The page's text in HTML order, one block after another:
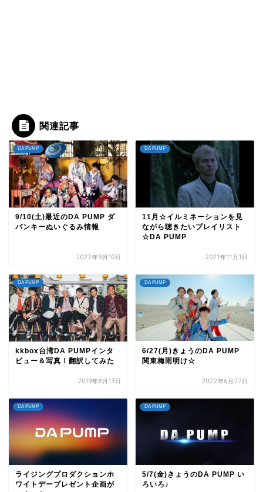
関連記事
DA PUMP
9/10(土)最近のDA PUMP ダ
パンキーぬいぐるみ情報
2022年9月10日
DA PUMP
11月☆イルミネーションを見
ながら聴きたいプレイリスト
☆DA PUMP
2021年11月1日
DA PUMP
kkbox台湾DA PUMPインタ
ビュー＆写真！翻訳してみた
2019年8月13日
DA PUMP
6/27(月)きょうのDA PUMP
関東梅雨明け☆
2022年6月27日
DA PUMP
ライジングプロダクションホ
ワイトデープレゼント企画が
DA PUMP
5/7(金)きょうのDA PUMP い
ろいろ♪